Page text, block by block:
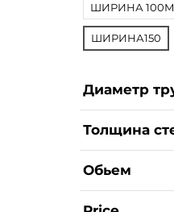
ШИРИНА
ШИРИНА150
Диаметр
Толщина
Обьем